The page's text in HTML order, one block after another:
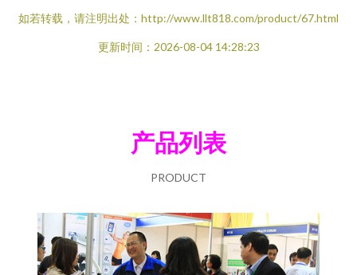
如若转载，请注明出处：http://www.llt818.com/product/67.html
更新时间：2026-08-04 14:28:23
产品列表
PRODUCT